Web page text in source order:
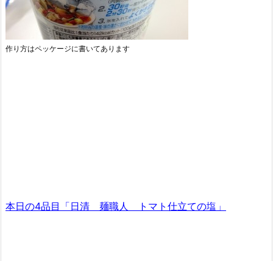
作り方はペッケージに書いてあります
本日の4品目「日清 麺職人 トマト仕立ての塩」